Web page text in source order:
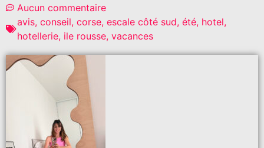
Aucun commentaire
avis, conseil, corse, escale côté sud, été, hotel,
hotellerie, ile rousse, vacances